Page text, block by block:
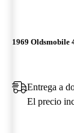
1969 Oldsmobile
Entrega a
El precio